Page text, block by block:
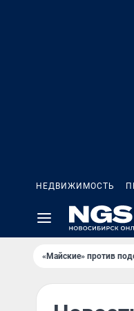
НЕДВИЖИМОСТЬ
«Майские» против